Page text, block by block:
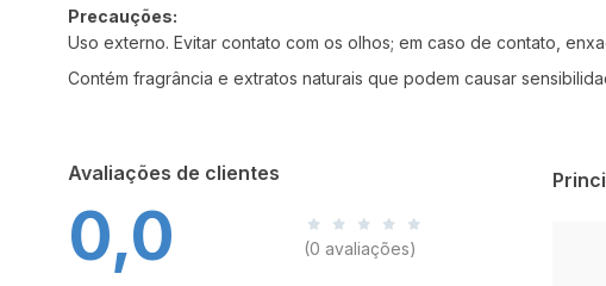
Precauções:
Uso externo. Evitar contato com os olhos; em caso de contato,
Contém fragrância e extratos naturais que podem causar
Avaliações de clientes
0,0 (0 avaliações)